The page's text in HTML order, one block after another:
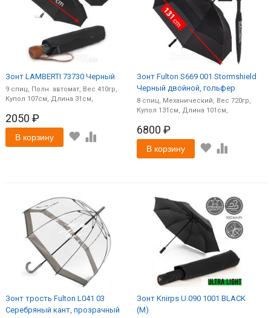
Зонт LAMBERTI 73730 Черный
9спиц Полн. автомат
410
107
31
2050 ₽
В корзину
Зонт Fulton S669 001 Stormshield
Черный двойной, гольфер
8 спиц Механический
720
131
101
6800 ₽
В корзину
Зонт трость Fulton L041 03
Серебряный кант, прозрачный
Зонт Knirps U.090 1001 BLACK
(M)